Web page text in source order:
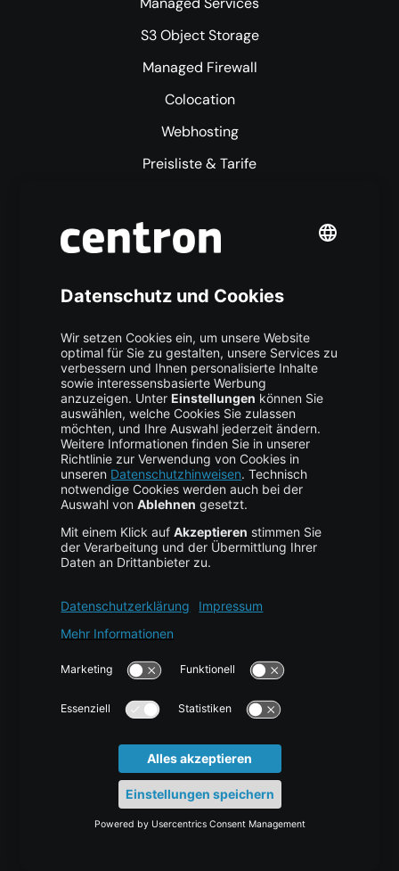
S3 Object Storage
Managed Firewall
Colocation
Webhosting
Preisliste & Tarife
Mehr centron
High Availability
Trust Center
Data Recovery
Backup Service
Business Hosting
Cloud Storage
Cloud Anbieter
Leitfaden & Übersicht
News
Glossar
Karriere